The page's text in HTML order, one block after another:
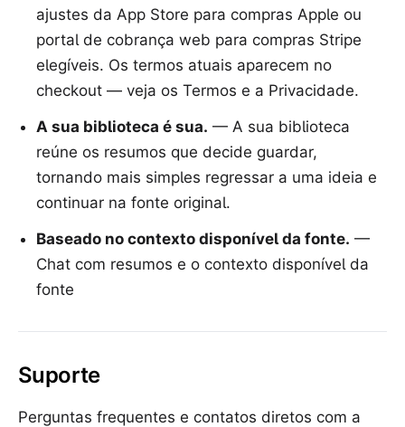
ajustes da App Store para compras Apple ou
portal de cobrança web para compras Stripe
elegíveis. Os termos atuais aparecem no
checkout — veja os Termos e a Privacidade.
A sua biblioteca é sua. — A sua biblioteca
reúne os resumos que decide guardar,
tornando mais simples regressar a uma ideia e
continuar na fonte original.
Baseado no contexto disponível da fonte. —
Chat com resumos e o contexto disponível da
fonte
Suporte
Perguntas frequentes e contatos diretos com a